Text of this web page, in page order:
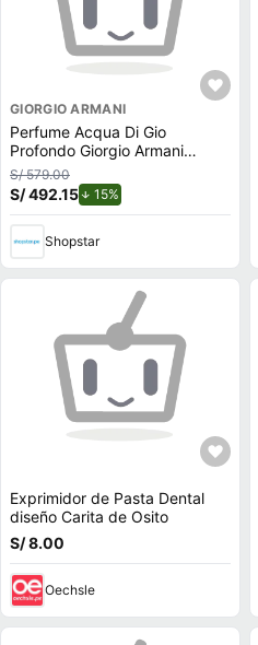
GIORGIO ARMANI
Perfume Acqua Di Gio
Profondo Giorgio Armani
Hombre Edp 100Ml
S/ 579.00
S/ 492.15 15%
Shopstar
Exprimidor de Pasta Dental
diseño Carita de Osito
S/ 8.00
Oechsle